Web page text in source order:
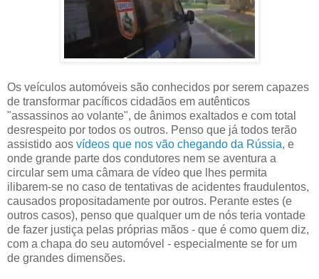
Os veículos automóveis são conhecidos por serem capazes
de transformar pacíficos cidadãos em autênticos
"assassinos ao volante", de ânimos exaltados e com total
desrespeito por todos os outros. Penso que já todos terão
assistido aos vídeos que nos vão chegando da Rússia, e
onde grande parte dos condutores nem se aventura a
circular sem uma câmara de vídeo que lhes permita
ilibarem-se no caso de tentativas de acidentes fraudulentos,
causados propositadamente por outros. Perante estes (e
outros casos), penso que qualquer um de nós teria vontade
de fazer justiça pelas próprias mãos - que é como quem diz,
com a chapa do seu automóvel - especialmente se for um
de grandes dimensões.